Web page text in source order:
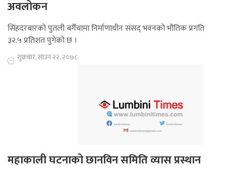
अवलोकन
सिंहदरबारको पुतली बगैँचामा निर्माणाधीन संसद् भवनको भौतिक प्रगति
३२.५ प्रतिशत पुगेको छ ।
शुक्रबार, साउन २२, २०७८
महाकाली घटनाको छानविन समिति व्यास प्रस्थान